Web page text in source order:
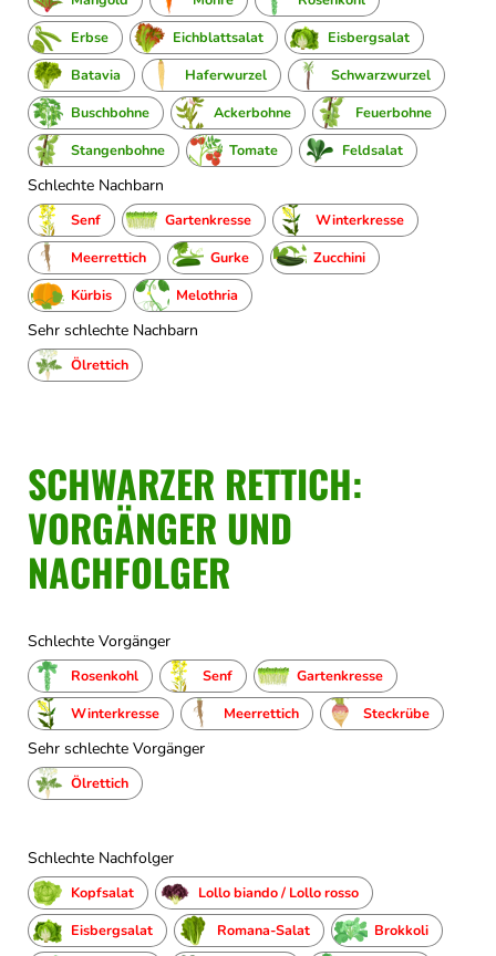
Erbse
Eichblattsalat
Eisbergsalat
Batavia
Haferwurzel
Schwarzwurzel
Buschbohne
Ackerbohne
Feuerbohne
Stangenbohne
Tomate Feldsalat
Schlechte Nachbarn
Senf Gartenkresse
Winterkresse
Meerrettich
Gurke
Zucchini
Kürbis
Melothria
Sehr schlechte Nachbarn
Ölrettich
SCHWARZER RETTICH:
VORGÄNGER UND
NACHFOLGER
Schlechte Vorgänger
Rosenkohl Senf
Gartenkresse
Winterkresse
Meerrettich Steckrübe
Sehr schlechte Vorgänger
Ölrettich
Schlechte Nachfolger
Kopfsalat
Lollo biando / Lollo rosso
Eisbergsalat
Romana-Salat
Brokkoli